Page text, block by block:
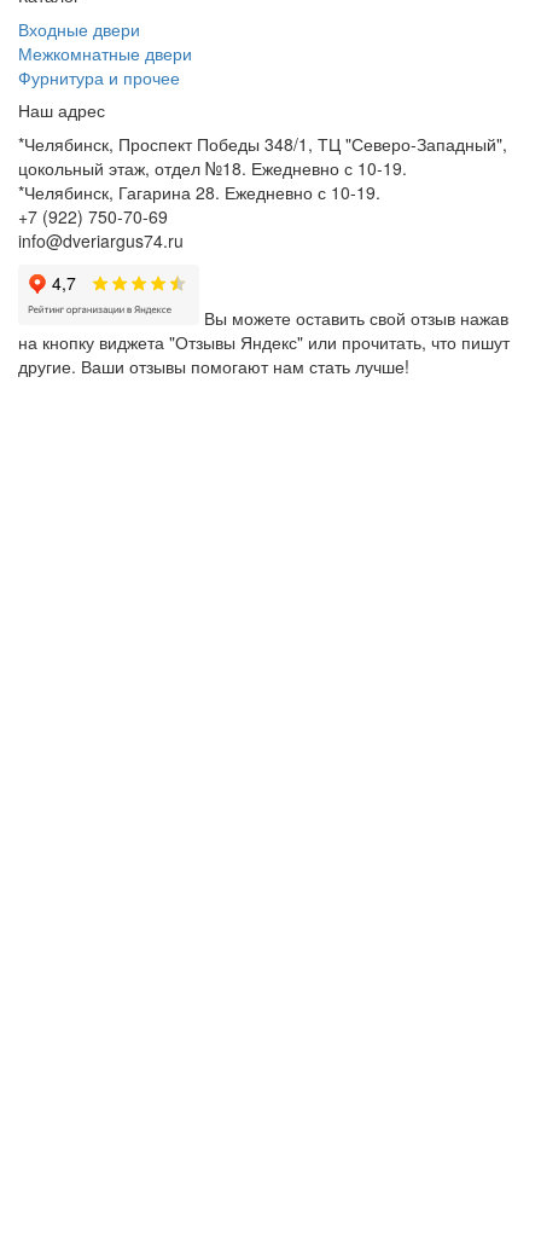
Входные двери
Межкомнатные двери
Фурнитура и прочее
Наш адрес
*Челябинск, Проспект Победы 348/1, ТЦ "Северо-Западный",
цокольный этаж, отдел №18. Ежедневно с 10-19.
*Челябинск, Гагарина 28. Ежедневно с 10-19.
+7 (922) 750-70-69
info@dveriargus74.ru
Вы можете оставить свой отзыв нажав
на кнопку виджета "Отзывы Яндекс" или прочитать, что пишут
другие. Ваши отзывы помогают нам стать лучше!